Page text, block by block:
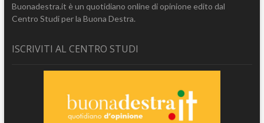
Buonadestra.it è un quotidiano online di opinione edito dal
Centro Studi per la Buona Destra.
ISCRIVITI AL CENTRO STUDI